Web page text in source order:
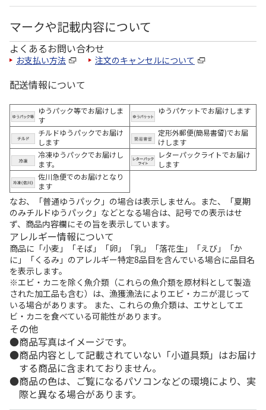
マークや記載内容について
よくあるお問い合わせ
お支払い方法 注文のキャンセルについて
配送情報について
ゆうパック等でお届けしま
す
ゆうパケットでお届けします
チルドゆうパックでお届け
します
定形外郵便(簡易書留)でお届
けします
冷凍ゆうパックでお届けし
ます。
レターパックライトでお届け
します
佐川急便でのお届けとなり
ます
なお、「普通ゆうパック」の場合は表示しません。また、「夏期
のみチルドゆうパック」などとなる場合は、記号での表示はせ
ず、商品内容欄にその旨を表示しています。
アレルギー情報について
商品に「小麦」「そば」「卵」「乳」「落花生」「えび」「か
に」「くるみ」のアレルギー特定8品目を含んでいる場合に品目名
を表示します。
※エビ・カニを除く魚介類（これらの魚介類を原材料として製造
された加工品も含む）は、漁獲漁法によりエビ・カニが混じって
いる場合があります。 また、これらの魚介類は、エサとしてエ
ビ・カニを食べている可能性があります。
その他
商品写真はイメージです。
商品内容として記載されていない「小道具類」はお届け
する商品に含まれておりません。
商品の色は、ご覧になるパソコンなどの環境により、実
際と異なる場合があります。